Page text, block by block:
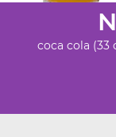
coca cola (33